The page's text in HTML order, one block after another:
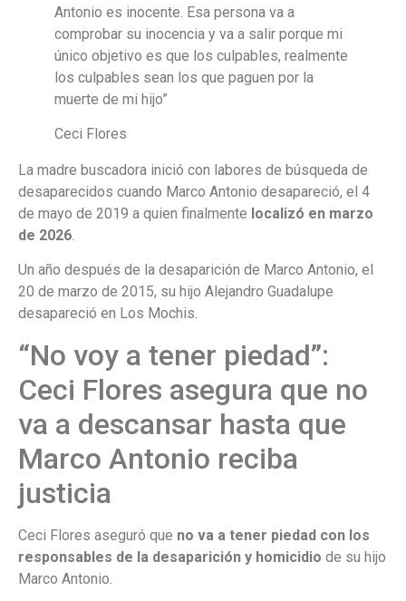
Antonio es inocente. Esa persona va a
comprobar su inocencia y va a salir porque mi
único objetivo es que los culpables, realmente
los culpables sean los que paguen por la
muerte de mi hijo”
Ceci Flores
La madre buscadora inició con labores de búsqueda de
desaparecidos cuando Marco Antonio desapareció, el 4
de mayo de 2019 a quien finalmente localizó en marzo
de 2026.
Un año después de la desaparición de Marco Antonio, el
20 de marzo de 2015, su hijo Alejandro Guadalupe
desapareció en Los Mochis.
“No voy a tener piedad”:
Ceci Flores asegura que no
va a descansar hasta que
Marco Antonio reciba
justicia
Ceci Flores aseguró que no va a tener piedad con los
responsables de la desaparición y homicidio de su hijo
Marco Antonio.